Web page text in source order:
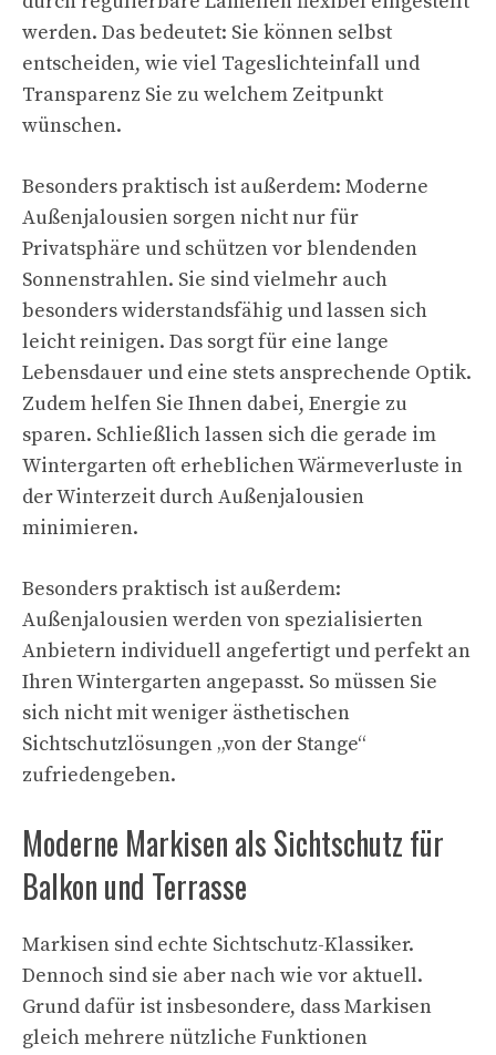
werden. Das bedeutet: Sie können selbst
entscheiden, wie viel Tageslichteinfall und
Transparenz Sie zu welchem Zeitpunkt
wünschen.
Besonders praktisch ist außerdem: Moderne
Außenjalousien sorgen nicht nur für
Privatsphäre und schützen vor blendenden
Sonnenstrahlen. Sie sind vielmehr auch
besonders widerstandsfähig und lassen sich
leicht reinigen. Das sorgt für eine lange
Lebensdauer und eine stets ansprechende Optik.
Zudem helfen Sie Ihnen dabei, Energie zu
sparen. Schließlich lassen sich die gerade im
Wintergarten oft erheblichen Wärmeverluste in
der Winterzeit durch Außenjalousien
minimieren.
Besonders praktisch ist außerdem:
Außenjalousien werden von spezialisierten
Anbietern individuell angefertigt und perfekt an
Ihren Wintergarten angepasst. So müssen Sie
sich nicht mit weniger ästhetischen
Sichtschutzlösungen „von der Stange“
zufriedengeben.
Moderne Markisen als Sichtschutz für
Balkon und Terrasse
Markisen sind echte Sichtschutz-Klassiker.
Dennoch sind sie aber nach wie vor aktuell.
Grund dafür ist insbesondere, dass Markisen
gleich mehrere nützliche Funktionen